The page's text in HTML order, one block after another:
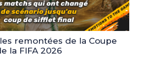
remontées de la Coupe
la FIFA 2026